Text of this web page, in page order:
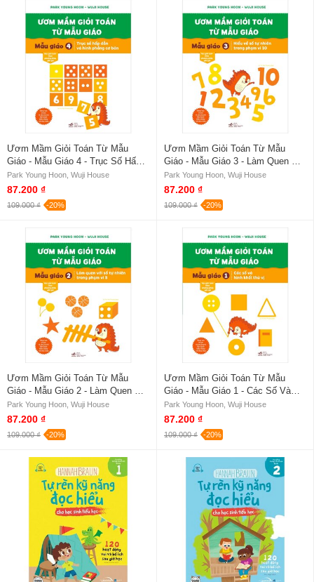
Ươm Mầm Giỏi Toán Từ Mẫu
Giáo - Mẫu Giáo 4 - Trục Số Hấp
Dẫn Và Hình Phẳng Cơ Bản
Park Young Hoon, Wuji House
87.200 ₫
109.000 ₫ -20%
Ươm Mầm Giỏi Toán Từ Mẫu
Giáo - Mẫu Giáo 3 - Làm Quen Với
Số Tự Nhiên Trong Phạm Vi 10
Park Young Hoon, Wuji House
87.200 ₫
109.000 ₫ -20%
Ươm Mầm Giỏi Toán Từ Mẫu
Giáo - Mẫu Giáo 2 - Làm Quen Với
Số Tự Nhiên Trong Phạm Vi 5
Park Young Hoon, Wuji House
87.200 ₫
109.000 ₫ -20%
Ươm Mầm Giỏi Toán Từ Mẫu
Giáo - Mẫu Giáo 1 - Các Số Và
Hình Khối Thú Vị
Park Young Hoon, Wuji House
87.200 ₫
109.000 ₫ -20%